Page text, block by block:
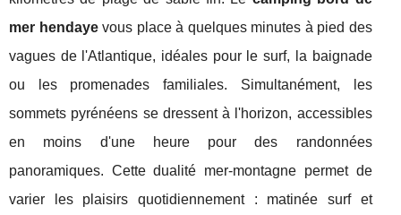
mer hendayevous place à quelques minutes à pied des
vagues de l'Atlantique, idéales pour le surf, la baignade
ou les promenades familiales. Simultanément, les
sommets pyrénéens se dressent à l'horizon, accessibles
en moins d'une heure pour des randonnées
panoramiques. Cette dualité mer-montagne permet de
varier les plaisirs quotidiennement : matinée surf et